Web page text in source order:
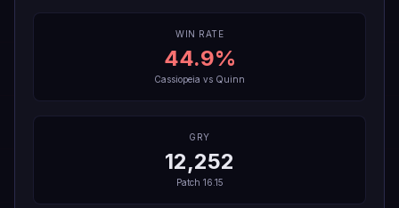
WIN RATE
44.9%
Cassiopeia vs Quinn
GRY
12,252
Patch 16.15